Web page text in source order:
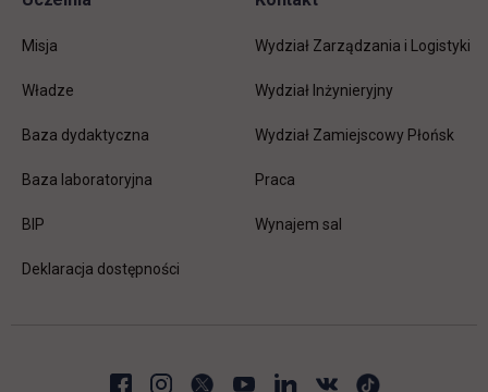
Misja
Władze
Baza dydaktyczna
Baza laboratoryjna
BIP
Deklaracja dostępności
Wydział Zarządzania i Logistyki
Wydział Inżynieryjny
Wydział Zamiejscowy Płońsk
Praca
Wynajem sal